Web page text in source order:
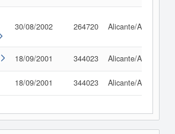
30/08/2002 264720 Alicante/Alacant
18/09/2001 344023 Alicante/Alacant
18/09/2001 344023 Alicante/Alacant